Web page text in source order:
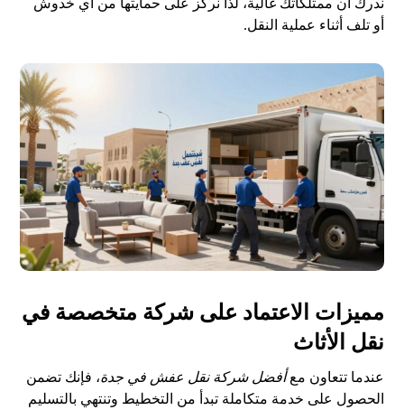
ندرك أن ممتلكاتك غالية، لذا نركز على حمايتها من أي خدوش
أو تلف أثناء عملية النقل.
مميزات الاعتماد على شركة متخصصة في
نقل الأثاث
عندما تتعاون معأفضل شركة نقل عفش في جدة، فإنك تضمن
الحصول على خدمة متكاملة تبدأ من التخطيط وتنتهي بالتسليم